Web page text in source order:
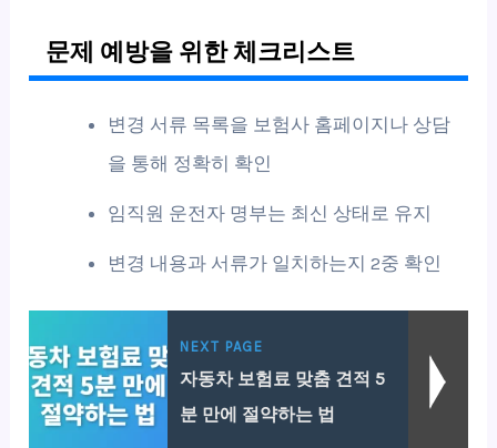
문제 예방을 위한 체크리스트
변경 서류 목록을 보험사 홈페이지나 상담
을 통해 정확히 확인
임직원 운전자 명부는 최신 상태로 유지
변경 내용과 서류가 일치하는지 2중 확인
NEXT PAGE
자동차 보험료 맞춤 견적 5
분 만에 절약하는 법